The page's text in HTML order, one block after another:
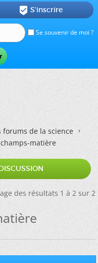
Se souvenir de moi ?
 S'inscrire
forums de la science
matière
des résultats 1 à 2 sur 2